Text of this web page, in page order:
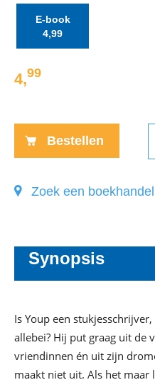
E-book
4,99
E-
4,99
Bestellen
Zoek een
Synopsis
Is Youp een
allebei? Hij put graag uit de
vriendinnen én uit zijn
maakt niet uit. Als het maar